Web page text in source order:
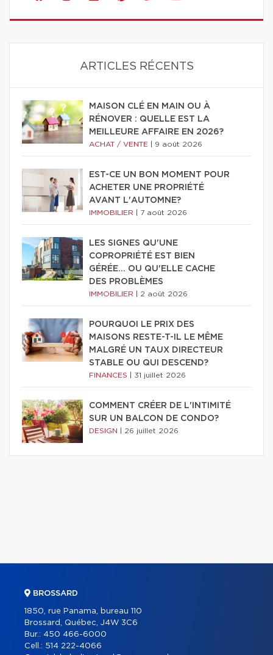
ARTICLES RÉCENTS
MAISON CLÉ EN MAIN OU À
RÉNOVER : QUELLE EST LA
MEILLEURE AFFAIRE EN 2026?
ACHAT / VENTE 9 août 2026
EST-CE UN BON MOMENT POUR
ACHETER UNE PROPRIÉTÉ
AVANT L'AUTOMNE?
IMMOBILIER 7 août 2026
LES SIGNES QU'UNE
COPROPRIÉTÉ EST BIEN
GÉRÉE… OU QU'ELLE CACHE
DES PROBLÈMES
IMMOBILIER 2 août 2026
POURQUOI LE PRIX DES
MAISONS RESTE-T-IL LE MÊME
MALGRÉ UN TAUX DIRECTEUR
STABLE OU QUI DESCEND?
FINANCES 31 juillet 2026
COMMENT CRÉER DE L'INTIMITÉ
SUR UN BALCON DE CONDO?
DESIGN 26 juillet 2026
BROSSARD
1850, rue Panama, bureau 110
Brossard, Québec, J4W 3C6
Bur.: 450 466-6000
Cell.: 514 222-4066